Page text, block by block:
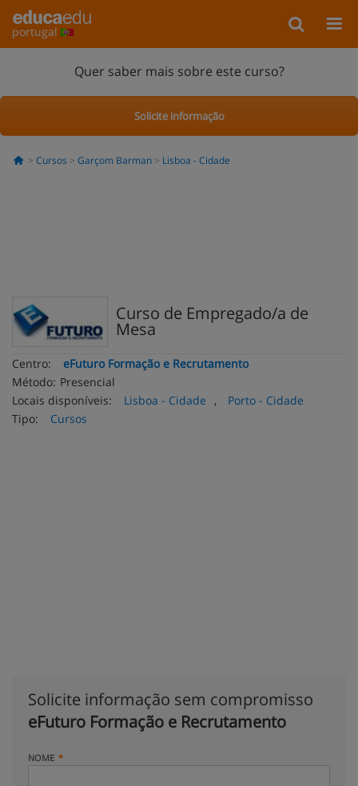
portugal
Quer saber mais sobre este curso?
Solicite informação
Cursos Garçom Barman Lisboa - Cidade
Curso de Empregado/a de
Mesa
Centro:
eFuturo Formação e Recrutamento
Método: Presencial
Locais disponíveis:
Lisboa - Cidade ,
Porto - Cidade
Tipo:
Cursos
Solicite informação sem compromisso
eFuturo Formação e Recrutamento
NOME